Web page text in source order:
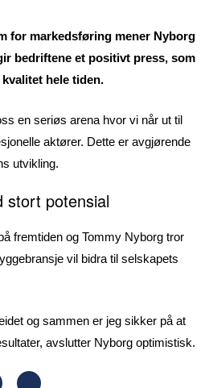
for markedsføring mener Nyborg
bedriftene et positivt press, som
hele tiden.
en seriøs arena hvor vi når ut til
aktører. Dette er avgjørende
utvikling.
stort potensial
fremtiden og Tommy Nyborg tror
vil bidra til selskapets
og sammen er jeg sikker på at
avslutter Nyborg optimistisk.